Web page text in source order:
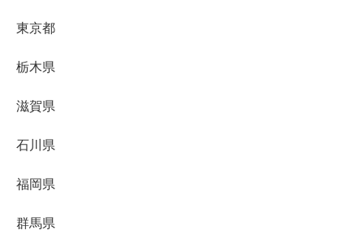
東京都
栃木県
滋賀県
石川県
福岡県
群馬県